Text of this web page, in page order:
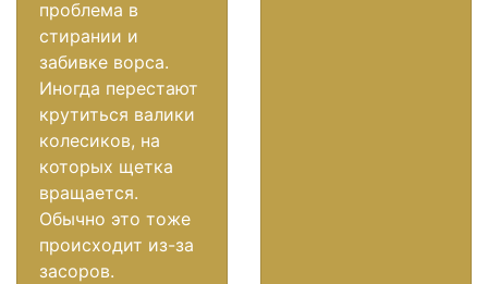
проблема в
стирании и
забивке ворса.
Иногда перестают
крутиться валики
колесиков, на
которых щетка
вращается.
Обычно это тоже
происходит из-за
засоров.